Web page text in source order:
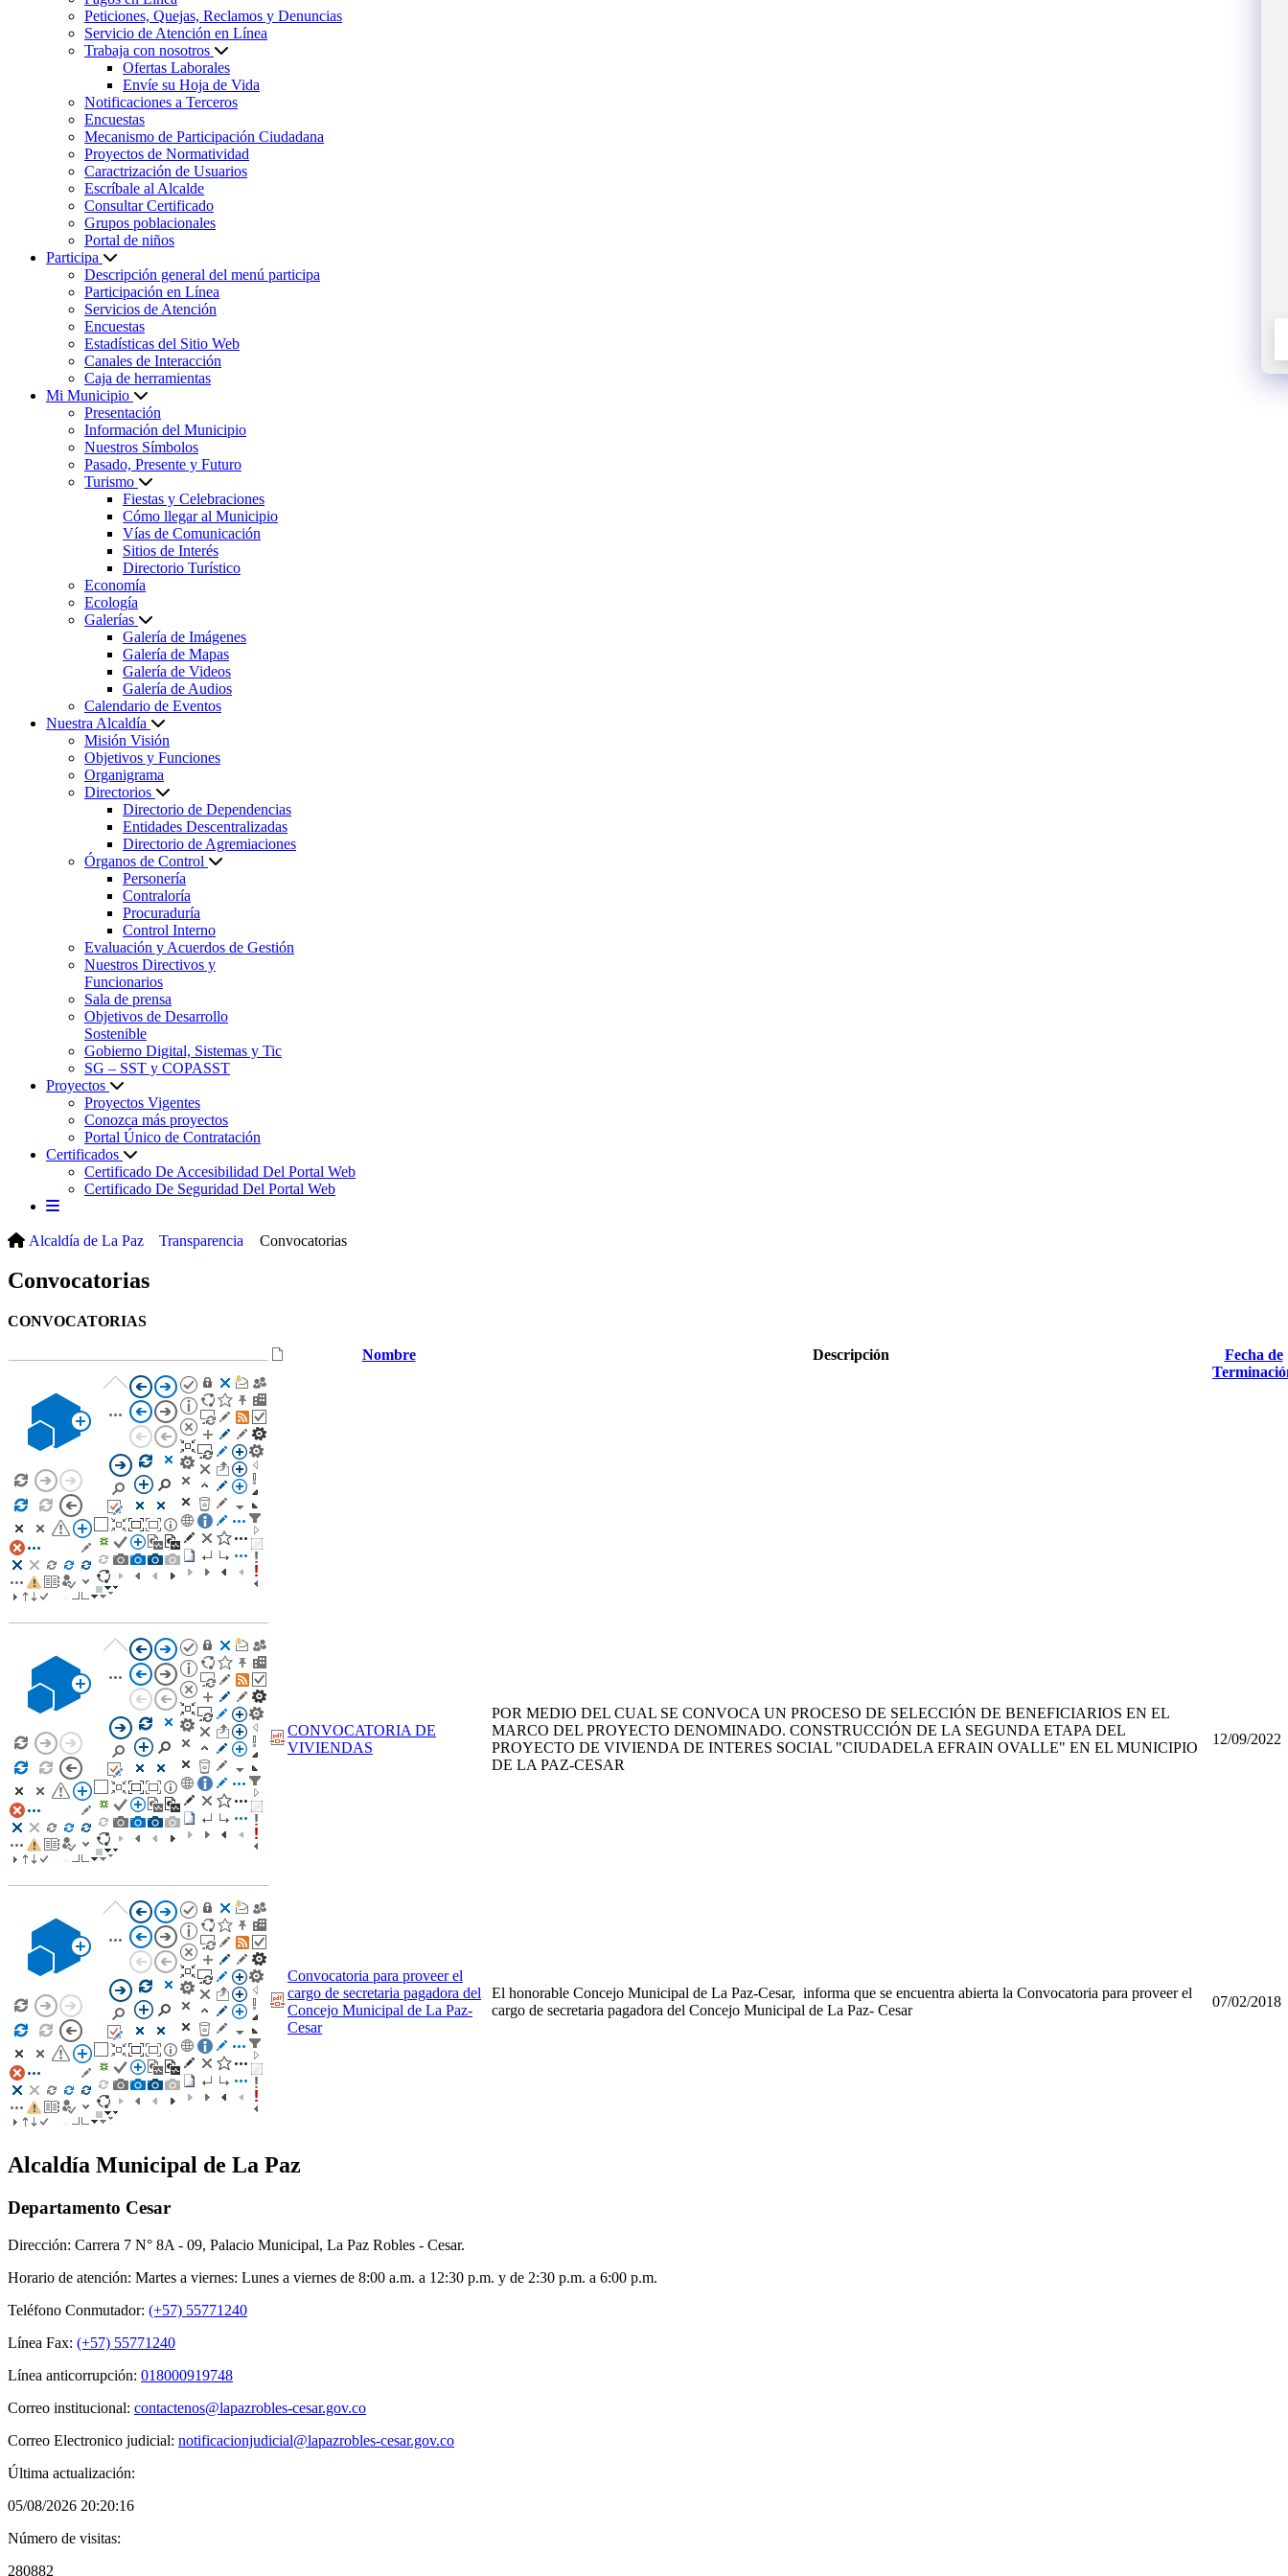
Peticiones, Quejas, Reclamos y Denuncias
Servicio de Atención en Línea
Trabaja con nosotros
Ofertas Laborales
Envíe su Hoja de Vida
Notificaciones a Terceros
Encuestas
Mecanismo de Participación Ciudadana
Proyectos de Normatividad
Caractrización de Usuarios
Escríbale al Alcalde
Consultar Certificado
Grupos poblacionales
Portal de niños
Participa
Descripción general del menú participa
Participación en Línea
Servicios de Atención
Encuestas
Estadísticas del Sitio Web
Canales de Interacción
Caja de herramientas
Mi Municipio
Presentación
Información del Municipio
Nuestros Símbolos
Pasado, Presente y Futuro
Turismo
Fiestas y Celebraciones
Cómo llegar al Municipio
Vías de Comunicación
Sitios de Interés
Directorio Turístico
Economía
Ecología
Galerías
Galería de Imágenes
Galería de Mapas
Galería de Videos
Galería de Audios
Calendario de Eventos
Nuestra Alcaldía
Misión Visión
Objetivos y Funciones
Organigrama
Directorios
Directorio de Dependencias
Entidades Descentralizadas
Directorio de Agremiaciones
Órganos de Control
Personería
Contraloría
Procuraduría
Control Interno
Evaluación y Acuerdos de Gestión
Nuestros Directivos y
Funcionarios
Sala de prensa
Objetivos de Desarrollo
Sostenible
Gobierno Digital, Sistemas y Tic
SG – SST y COPASST
Proyectos
Proyectos Vigentes
Conozca más proyectos
Portal Único de Contratación
Certificados
Certificado De Accesibilidad Del Portal Web
Certificado De Seguridad Del Portal Web
Alcaldía de La Paz Transparencia Convocatorias
Convocatorias
​​CONVOCATORIAS​​​
Nombre Descripción
Fecha de
CONVOCATORIA DE
VIVIENDAS
POR MEDIO DEL CUAL SE CONVOCA UN PROCESO DE SELECCIÓN DE BENEFICIARIOS EN EL
MARCO DEL PROYECTO DENOMINADO. CONSTRUCCIÓN DE LA SEGUNDA ETAPA DEL
PROYECTO DE VIVIENDA DE INTERES SOCIAL "CIUDADELA EFRAIN OVALLE" EN EL MUNICIPIO
DE LA PAZ-CESAR
12/09/2022
Convocatoria para proveer el
cargo de secretaria pagadora del
Concejo Municipal de La Paz-
Cesar
El honorable Concejo Municipal de La Paz-Cesar, informa que se encuentra abierta la Convocatoria para proveer el
cargo de secretaria pagadora del Concejo Municipal de La Paz- Cesar
07/02/2018
Alcaldía Municipal de La Paz
Departamento Cesar
Dirección: Carrera 7 N° 8A - 09, Palacio Municipal, La Paz Robles - Cesar.
Horario de atención: Martes a viernes: Lunes a viernes de 8:00 a.m. a 12:30 p.m. y de 2:30 p.m. a 6:00 p.m.
Teléfono Conmutador: (+57) 55771240
Línea Fax: (+57) 55771240
Línea anticorrupción: 018000919748
Correo institucional: contactenos@lapazrobles-cesar.gov.co
Correo Electronico judicial: notificacionjudicial@lapazrobles-cesar.gov.co
Última actualización:
05/08/2026 20:20:16
Número de visitas:
280882